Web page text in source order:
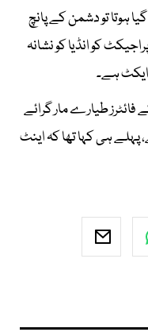
ہوتا تو دشمن کے پانچ
کو انڈیا کو نشانہ
ایکٹ ہے۔
فائٹرز طیارے مار گرائے
پہلے ہی کہا تھا کہ اینٹ